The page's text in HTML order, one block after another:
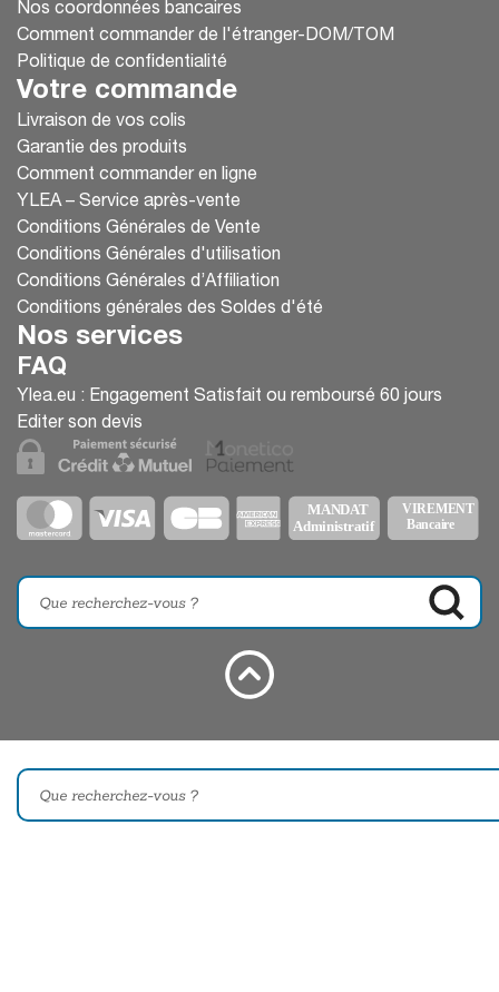
Nos coordonnées bancaires
Comment commander de l'étranger-DOM/TOM
Politique de confidentialité
Votre commande
Livraison de vos colis
Garantie des produits
Comment commander en ligne
YLEA – Service après-vente
Conditions Générales de Vente
Conditions Générales d'utilisation
Conditions Générales d’Affiliation
Conditions générales des Soldes d'été
Nos services
FAQ
Ylea.eu : Engagement Satisfait ou remboursé 60 jours
Editer son devis